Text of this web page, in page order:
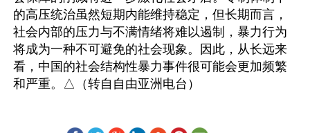
的高压统治虽然短期内能维持稳定，但长期而言，
社会内部的压力与不满情绪将难以遏制，暴力行为
将成为一种不可避免的社会现象。因此，从长远来
看，中国的社会结构性暴力事件很可能会更加频繁